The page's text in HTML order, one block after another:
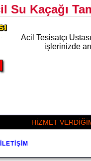
Su Kaçağı
Acil Tesisatçı
işlerinizde
HİZMET
İLETIŞIM